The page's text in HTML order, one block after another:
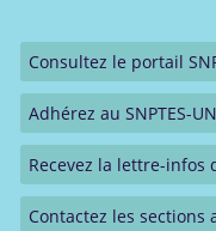
Consultez le portail
Adhérez au SNPTES-
Recevez la lettre-infos
Contactez les sections